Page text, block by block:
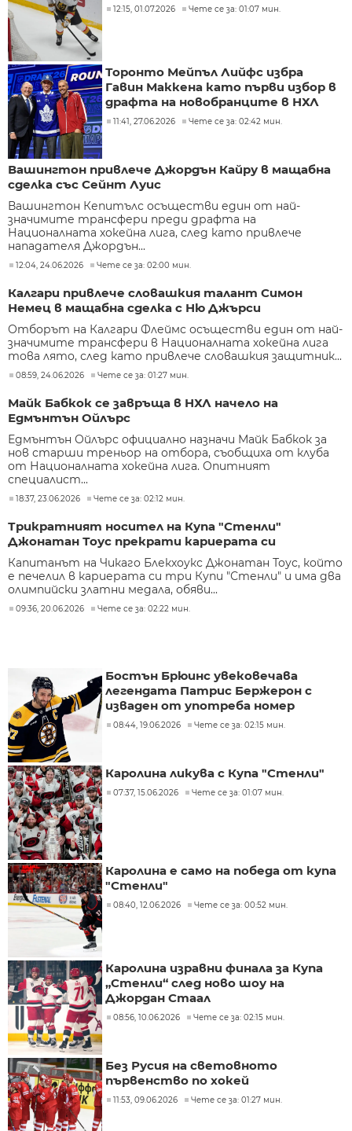
12:15, 01.07.2026 Чете се за: 01:07 мин.
Торонто Мейпъл Лийфс избра
Гавин Маккена като първи избор в
драфта на новобранците в НХЛ
11:41, 27.06.2026 Чете се за: 02:42 мин.
Вашингтон привлече Джордън Кайру в мащабна
сделка със Сейнт Луис
Вашингтон Кепитълс осъществи един от най-
значимите трансфери преди драфта на
Националната хокейна лига, след като привлече
нападателя Джордън...
12:04, 24.06.2026 Чете се за: 02:00 мин.
Калгари привлече словашкия талант Симон
Немец в мащабна сделка с Ню Джърси
Отборът на Калгари Флеймс осъществи един от най-
значимите трансфери в Националната хокейна лига
това лято, след като привлече словашкия защитник...
08:59, 24.06.2026 Чете се за: 01:27 мин.
Майк Бабкок се завръща в НХЛ начело на
Едмънтън Ойлърс
Едмънтън Ойлърс официално назначи Майк Бабкок за
нов старши треньор на отбора, съобщиха от клуба
от Националната хокейна лига. Опитният
специалист...
18:37, 23.06.2026 Чете се за: 02:12 мин.
Трикратният носител на Купа "Стенли"
Джонатан Тоус прекрати кариерата си
Капитанът на Чикаго Блекхоукс Джонатан Тоус, който
е печелил в кариерата си три Купи "Стенли" и има два
олимпийски златни медала, обяви...
09:36, 20.06.2026 Чете се за: 02:22 мин.
Бостън Брюинс увековечава
легендата Патрис Бержерон с
изваден от употреба номер
08:44, 19.06.2026 Чете се за: 02:15 мин.
Каролина ликува с Купа "Стенли"
07:37, 15.06.2026 Чете се за: 01:07 мин.
Каролина е само на победа от купа
"Стенли"
08:40, 12.06.2026 Чете се за: 00:52 мин.
Каролина изравни финала за Купа
„Стенли“ след ново шоу на
Джордан Стаал
08:56, 10.06.2026 Чете се за: 02:15 мин.
Без Русия на световното
първенство по хокей
11:53, 09.06.2026 Чете се за: 01:27 мин.